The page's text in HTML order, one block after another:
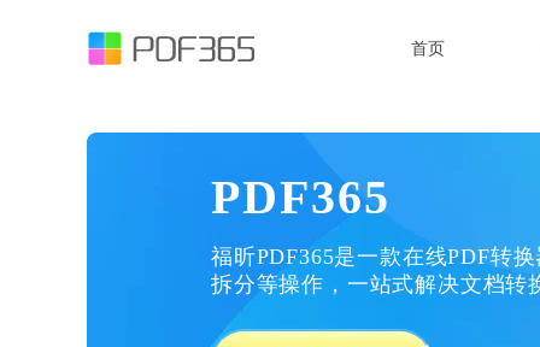
首页
PDF365
福昕PDF365是一款在线PDF转
拆分等操作，一站式解决文档转